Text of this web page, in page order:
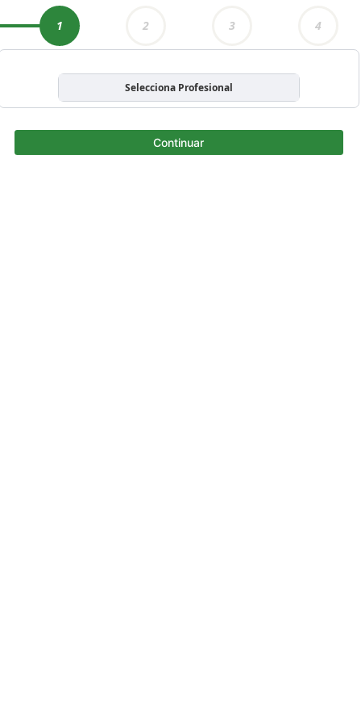
1 2 3 4
Selecciona Profesional
Continuar